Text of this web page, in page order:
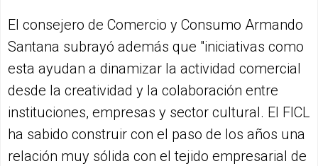
El consejero de Comercio y Consumo Armando
Santana subrayó además que "iniciativas como
esta ayudan a dinamizar la actividad comercial
desde la creatividad y la colaboración entre
instituciones, empresas y sector cultural. El FICL
ha sabido construir con el paso de los años una
relación muy sólida con el tejido empresarial de